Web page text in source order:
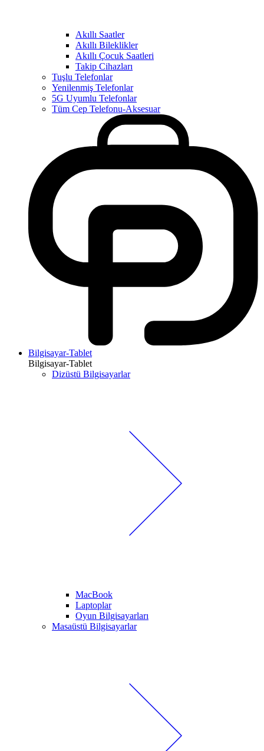
Akıllı Saatler
Akıllı Bileklikler
Akıllı Çocuk Saatleri
Takip Cihazları
Tuşlu Telefonlar
Yenilenmiş Telefonlar
5G Uyumlu Telefonlar
Tüm Cep Telefonu-Aksesuar
Bilgisayar-Tablet
Bilgisayar-Tablet
Dizüstü Bilgisayarlar
MacBook
Laptoplar
Oyun Bilgisayarları
Masaüstü Bilgisayarlar